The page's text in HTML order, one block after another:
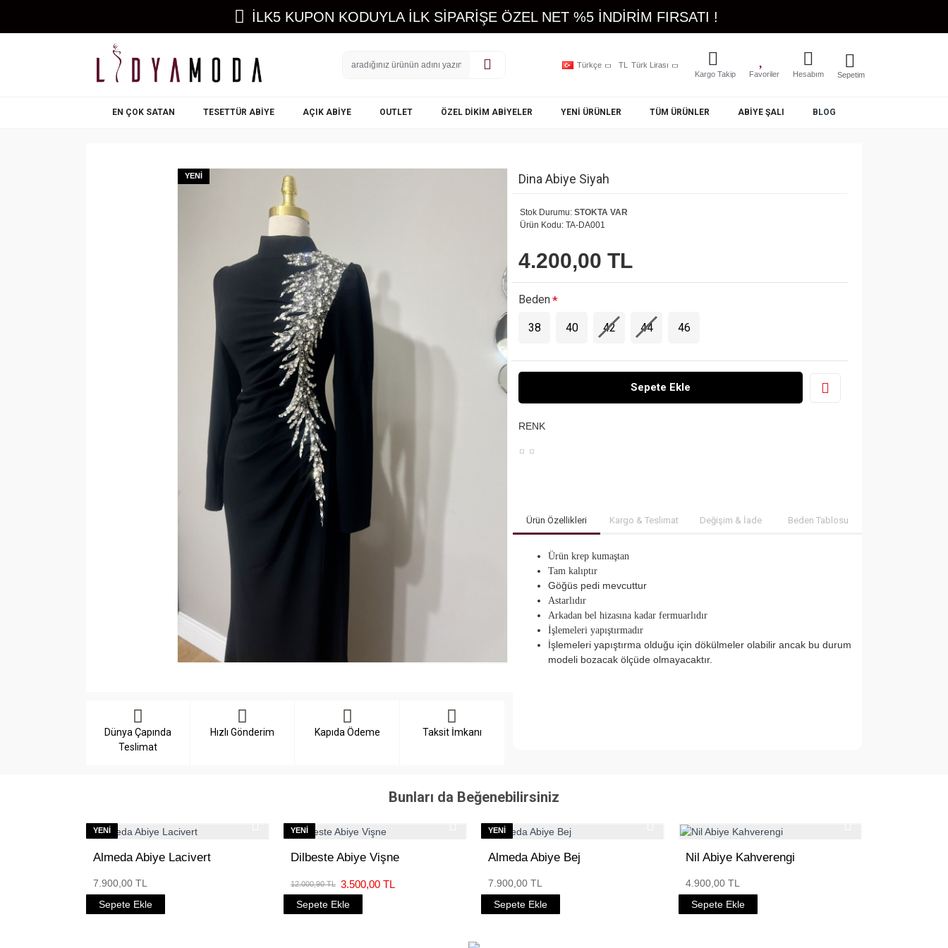
İLK5 KUPON KODUYLA İLK SİPARİŞE ÖZEL NET %5 İNDİRİM FIRSATI !
Türkçe TL
Türk Lirası
Kargo Takip
Favoriler Hesabım Sepetim
EN ÇOK SATAN TESETTÜR ABIYE AÇIK ABIYE OUTLET ÖZEL DIKIM ABIYELER YENI ÜRÜNLER TÜM ÜRÜNLER ABIYE ŞALI BLOG
YENI Dina Abiye Siyah
Stok Durumu: STOKTA VAR
Ürün Kodu: TA-DA001
4.200,00 TL
Beden
38 40 42 44 46
Sepete Ekle
RENK
Ürün Özellikleri Kargo & Teslimat Değişim & İade Beden Tablosu
Ürün krep kumaştan
Tam kalıptır
Göğüs pedi mevcuttur
Astarlıdır
Arkadan bel hizasına kadar fermuarlıdır
İşlemeleri yapıştırmadır
İşlemeleri yapıştırma olduğu için dökülmeler olabilir ancak bu durum
modeli bozacak ölçüde olmayacaktır.
Dünya Çapında
Teslimat
Hızlı Gönderim Kapıda Ödeme Taksit İmkanı
Bunları da Beğenebilirsiniz
YENI
Almeda Abiye Lacivert
7.900,00 TL
Sepete Ekle
YENI
Dilbeste Abiye Vişne
3.500,00 TL
12.000,90 TL
Sepete Ekle
YENI
Almeda Abiye Bej
7.900,00 TL
Sepete Ekle
Nil Abiye Kahverengi
4.900,00 TL
Sepete Ekle